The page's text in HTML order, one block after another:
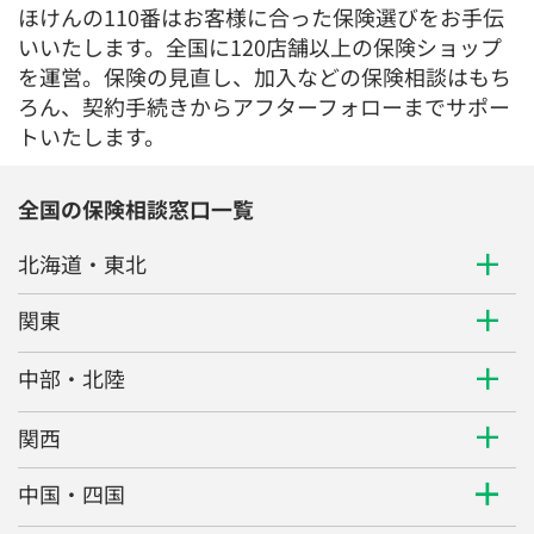
ほけんの110番はお客様に合った保険選びをお手伝
いいたします。全国に120店舗以上の保険ショップ
を運営。保険の見直し、加入などの保険相談はもち
ろん、契約手続きからアフターフォローまでサポー
トいたします。
全国の保険相談窓口一覧
北海道・東北
関東
中部・北陸
関西
中国・四国